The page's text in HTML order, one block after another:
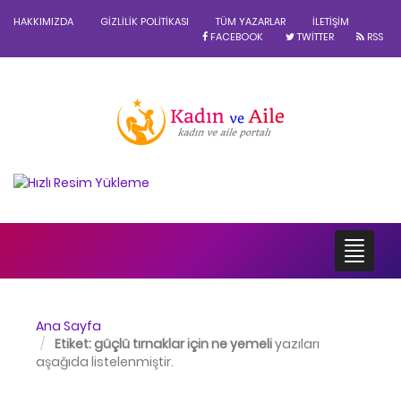
HAKKIMIZDA GIZLILIK POLITIKASI TÜM YAZARLAR
İLETIŞIM
FACEBOOK
TWITTER RSS
Ana Sayfa
Etiket:güçlü tırnaklar için ne yemeliyazıları
aşağıda listelenmiştir.